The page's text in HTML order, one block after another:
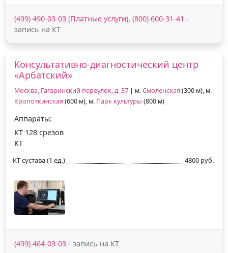
(499) 490-03-03 (Платные услуги), (800) 600-31-41 -
запись на КТ
Консультативно-диагностический центр
«Арбатский»
Москва, Гагаринский переулок, д. 37 | м.Смоленская (300 м), м.
Кропоткинская (600 м), м. Парк культуры (800 м)
Аппараты:
КТ 128 срезов
КТ
КТ сустава (1 ед.) 4800 руб.
(499) 464-03-03 - запись на КТ